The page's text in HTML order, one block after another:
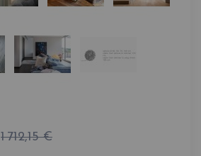
1 712,15 €